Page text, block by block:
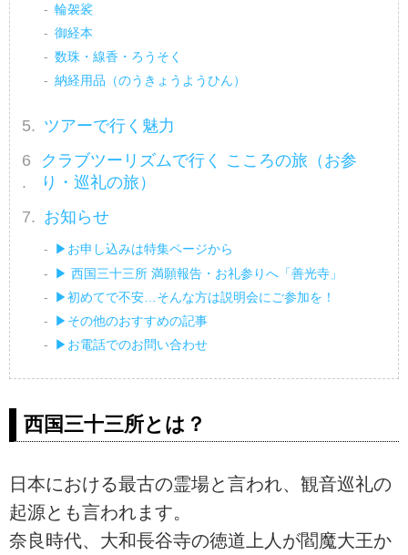
輪袈裟
御経本
数珠・線香・ろうそく
納経用品（のうきょうようひん）
ツアーで行く魅力
クラブツーリズムで行く こころの旅（お参
り・巡礼の旅）
お知らせ
▶お申し込みは特集ページから
▶ 西国三十三所 満願報告・お礼参りへ「善光寺」
▶初めてで不安…そんな方は説明会にご参加を！
▶その他のおすすめの記事
▶お電話でのお問い合わせ
西国三十三所とは？
日本における最古の霊場と言われ、観音巡礼の
起源とも言われます。
奈良時代、大和長谷寺の徳道上人が閻魔大王か